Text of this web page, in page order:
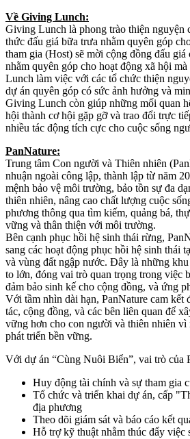
Về Giving Lunch:
Giving Lunch là phong trào thiện nguyện
thức đấu giá bữa trưa nhằm quyên góp
tham gia (Host) sẽ mời cộng đồng đấu
nhằm quyên góp cho hoạt động xã hội
Lunch làm việc với các tổ chức thiện
dự án quyên góp có sức ảnh hưởng và
Giving Lunch còn giúp những mối quan
hội thành cơ hội gặp gỡ và trao đổi trực
nhiều tác động tích cực cho cuộc sống
PanNature:
Trung tâm Con người và Thiên nhiên
nhuận ngoài công lập, thành lập từ năm
mệnh bảo vệ môi trường, bảo tồn sự đa
thiên nhiên, nâng cao chất lượng cuộc
phương thông qua tìm kiếm, quảng bá,
vững và thân thiện với môi trường.
Bên cạnh phục hồi hệ sinh thái rừng,
sang các hoạt động phục hồi hệ sinh thái
và vùng đất ngập nước. Đây là những
to lớn, đóng vai trò quan trọng trong việc
đảm bảo sinh kế cho cộng đồng, và ứng
Với tầm nhìn dài hạn, PanNature cam kết
tác, cộng đồng, và các bên liên quan để
vững hơn cho con người và thiên nhiên vì
phát triển bền vững.
Với dự án “Cùng Nuôi Biển”, vai trò của
Huy động tài chính và sự tham gia
Tổ chức và triển khai dự án, cấp
địa phương
Theo dõi giám sát và báo cáo kết
Hỗ trợ kỹ thuật nhằm thúc đẩy việc